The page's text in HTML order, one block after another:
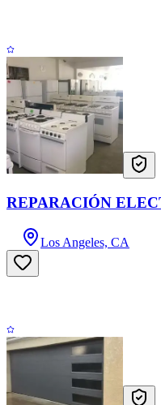
REPARACIÓN
Los Angeles, CA